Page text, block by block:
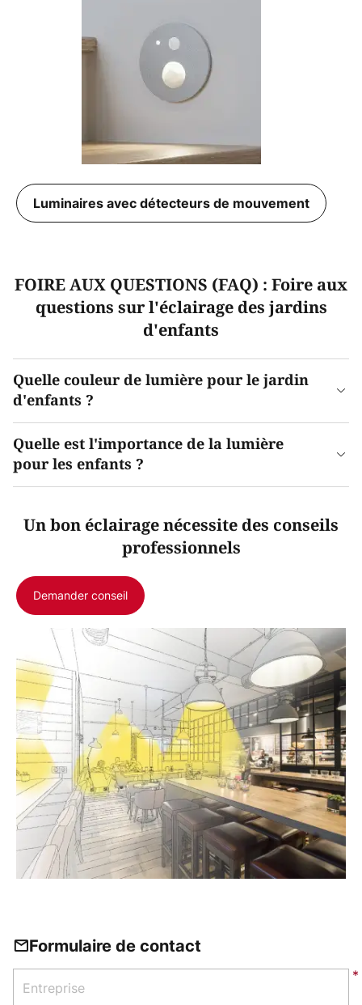
Luminaires avec détecteurs de mouvement
FOIRE AUX QUESTIONS (FAQ) : Foire aux
questions sur l'éclairage des jardins
d'enfants
Quelle couleur de lumière pour le jardin
d'enfants ?
Quelle est l'importance de la lumière
pour les enfants ?
Un bon éclairage nécessite des conseils
professionnels
Demander conseil
Formulaire de contact
Entreprise